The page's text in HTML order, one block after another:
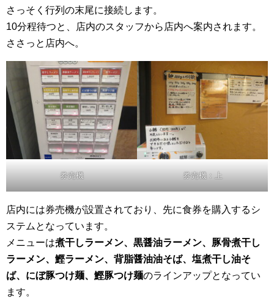
さっそく行列の末尾に接続します。
10分程待つと、店内のスタッフから店内へ案内されます。
ささっと店内へ。
券売機 券売機：上
店内には券売機が設置されており、先に食券を購入するシ
ステムとなっています。
メニューは煮干しラーメン、黒醤油ラーメン、豚骨煮干し
ラーメン、鰹ラーメン、背脂醤油油そば、塩煮干し油そ
ば、にぼ豚つけ麺、鰹豚つけ麺のラインアップとなってい
ます。